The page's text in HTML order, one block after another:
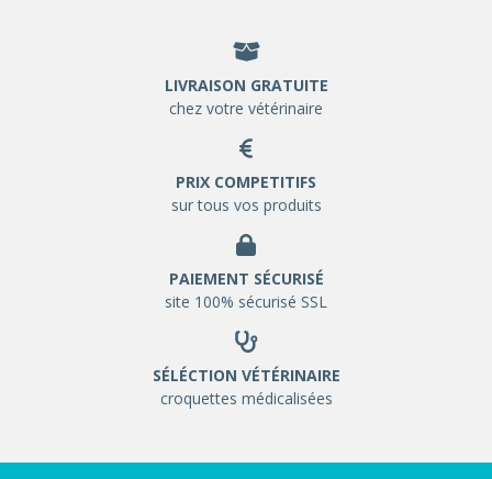
LIVRAISON GRATUITE
chez votre vétérinaire
PRIX COMPETITIFS
sur tous vos produits
PAIEMENT SÉCURISÉ
site 100% sécurisé SSL
SÉLÉCTION VÉTÉRINAIRE
croquettes médicalisées